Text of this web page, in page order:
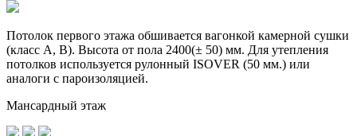
Потолок первого этажа обшивается вагонкой камерной сушки
(класс A, B). Высота от пола 2400(± 50) мм. Для утепления
потолков используется рулонный ISOVER (50 мм.) или
аналоги с пароизоляцией.
Мансардный этаж